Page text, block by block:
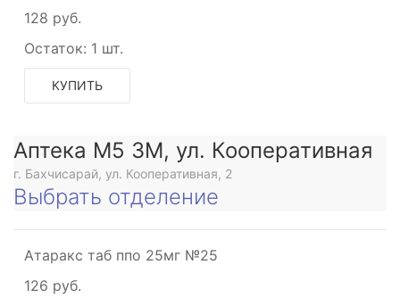
128 руб.
Остаток: 1 шт.
КУПИТЬ
Аптека М5 3М, ул. Кооперативная
г. Бахчисарай, ул. Кооперативная, 2
Выбрать отделение
Атаракс таб ппо 25мг №25
126 руб.